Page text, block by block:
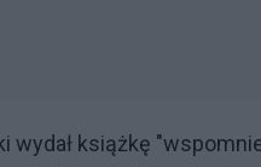
wydał książkę